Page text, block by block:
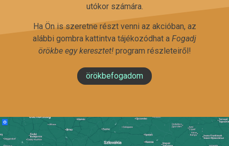
utókor számára.
Ha Ön is szeretne részt venni az akcióban, az
alábbi gombra kattintva tájékozódhat a Fogadj
örökbe egy keresztet!program részleteiről!
örökbefogadom